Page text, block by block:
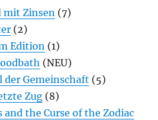
mit Zinsen (7)
(2)
Edition (1)
(NEU)
der Gemeinschaft (5)
Zug (8)
and the Curse of the Zodiac